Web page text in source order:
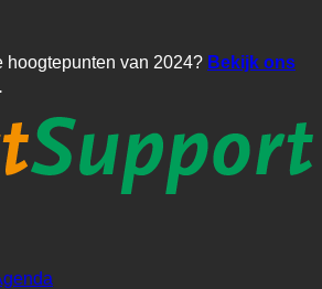
van 2024? Bekijk ons
.